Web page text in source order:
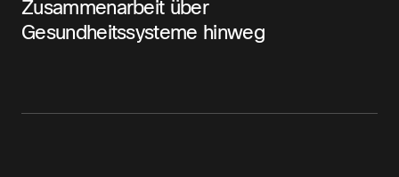
Zusammenarbeit über
Gesundheitssysteme hinweg